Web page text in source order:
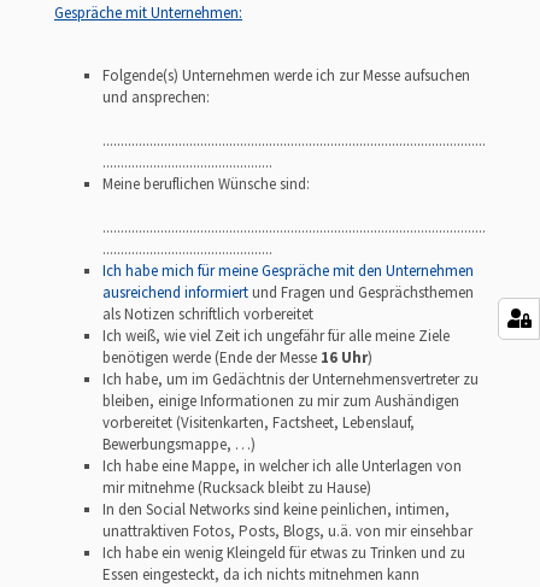
Gespräche mit Unternehmen:
Folgende(s) Unternehmen werde ich zur Messe aufsuchen
und ansprechen:
..........................................................................................................
...............................................
Meine beruflichen Wünsche sind:
..........................................................................................................
...............................................
Ich habe mich für meine Gespräche mit den Unternehmen
ausreichend informiertund Fragen und Gesprächsthemen
als Notizen schriftlich vorbereitet
Ich weiß, wie viel Zeit ich ungefähr für alle meine Ziele
benötigen werde (Ende der Messe 16 Uhr)
Ich habe, um im Gedächtnis der Unternehmensvertreter zu
bleiben, einige Informationen zu mir zum Aushändigen
vorbereitet (Visitenkarten, Factsheet, Lebenslauf,
Bewerbungsmappe, …)
Ich habe eine Mappe, in welcher ich alle Unterlagen von
mir mitnehme (Rucksack bleibt zu Hause)
In den Social Networks sind keine peinlichen, intimen,
unattraktiven Fotos, Posts, Blogs, u.ä. von mir einsehbar
Ich habe ein wenig Kleingeld für etwas zu Trinken und zu
Essen eingesteckt, da ich nichts mitnehmen kann